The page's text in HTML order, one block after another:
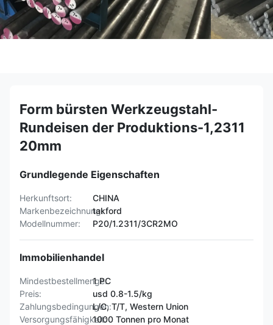
Form bürsten Werkzeugstahl-
Rundeisen der Produktions-1,2311
20mm
Grundlegende Eigenschaften
Herkunftsort:
CHINA
Markenbezeichnung:takford
Modellnummer:
P20/1.2311/3CR2MO
Immobilienhandel
Mindestbestellmenge:
1 PC
Preis:
usd 0.8-1.5/kg
Zahlungsbedingungen:L/C, T/T, Western Union
Versorgungsfähigkeit:1000 Tonnen pro Monat